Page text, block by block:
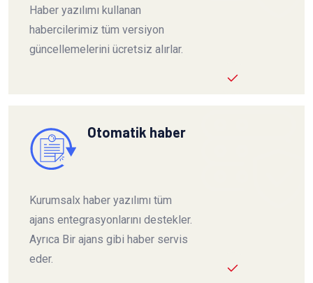
Haber yazılımı kullanan
habercilerimiz tüm versiyon
güncellemelerini ücretsiz alırlar.
Otomatik haber
Kurumsalx haber yazılımı tüm
ajans entegrasyonlarını destekler.
Ayrıca Bir ajans gibi haber servis
eder.